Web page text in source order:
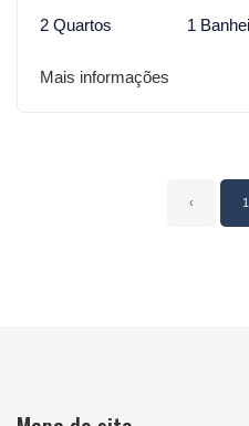
2 Quartos 1
Mais informações
‹ 1